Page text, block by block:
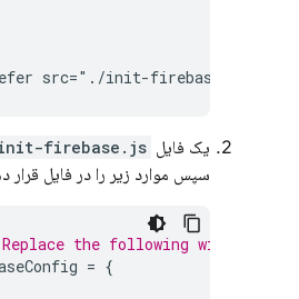
یک فایل firebase.js
سپس موارد زیر را در فایل قرار
Replace the following with your
= {